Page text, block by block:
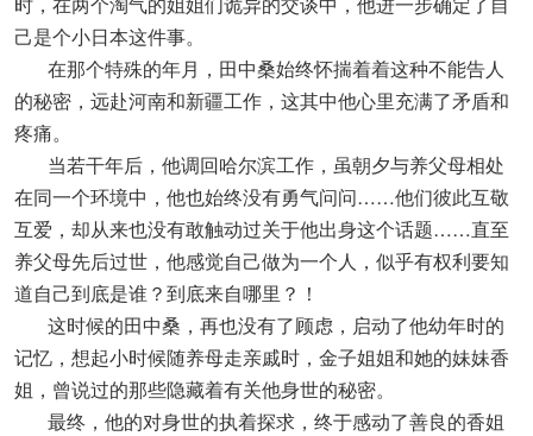
己是个小日本这件事。
在那个特殊的年月，田中桑始终怀揣着着这种不能告人
的秘密，远赴河南和新疆工作，这其中他心里充满了矛盾和
疼痛。
当若干年后，他调回哈尔滨工作，虽朝夕与养父母相处
在同一个环境中，他也始终没有勇气问问……他们彼此互敬
互爱，却从来也没有敢触动过关于他出身这个话题……直至
养父母先后过世，他感觉自己做为一个人，似乎有权利要知
道自己到底是谁？到底来自哪里？！
这时候的田中桑，再也没有了顾虑，启动了他幼年时的
记忆，想起小时候随养母走亲戚时，金子姐姐和她的妹妹香
姐，曾说过的那些隐藏着有关他身世的秘密。
最终，他的对身世的执着探求，终于感动了善良的香姐